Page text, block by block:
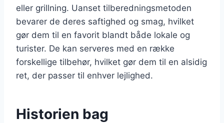
eller grillning. Uanset tilberedningsmetoden
bevarer de deres saftighed og smag, hvilket
gør dem til en favorit blandt både lokale og
turister. De kan serveres med en række
forskellige tilbehør, hvilket gør dem til en alsidig
ret, der passer til enhver lejlighed.
Historien bag